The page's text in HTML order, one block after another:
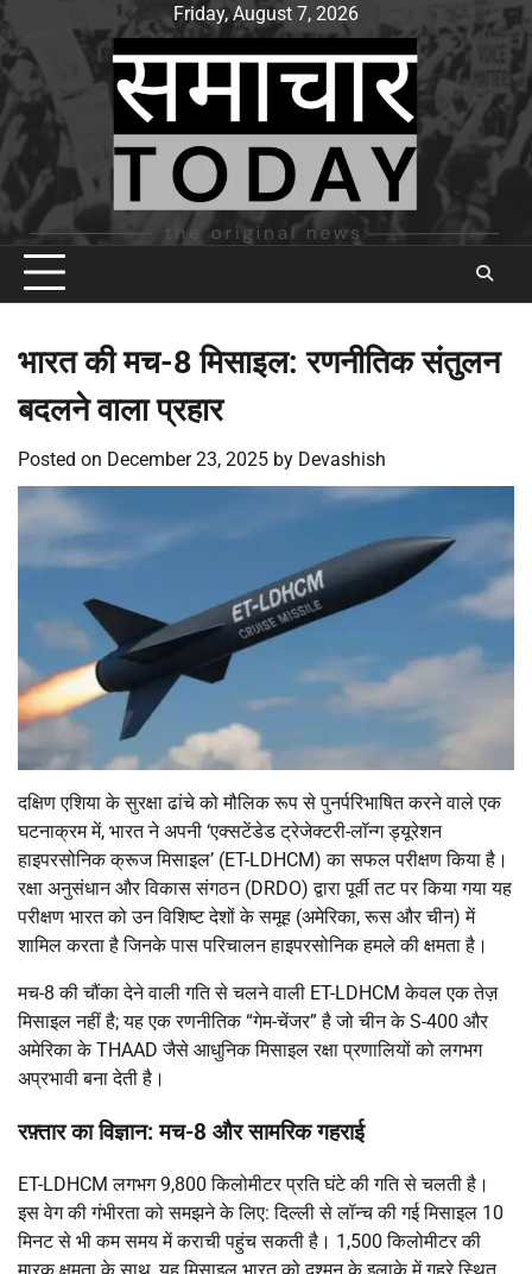
Skip
to
content
Friday, August 7, 2026
भारत की मच-8 मिसाइल: रणनीतिक संतुलन
बदलने वाला प्रहार
Posted on December 23, 2025 by Devashish
दक्षिण एशिया के सुरक्षा ढांचे को मौलिक रूप से पुनर्परिभाषित करने वाले एक
घटनाक्रम में, भारत ने अपनी ‘एक्सटेंडेड ट्रेजेक्टरी-लॉन्ग ड्यूरेशन
हाइपरसोनिक क्रूज मिसाइल’ (ET-LDHCM) का सफल परीक्षण किया है।
रक्षा अनुसंधान और विकास संगठन (DRDO) द्वारा पूर्वी तट पर किया गया यह
परीक्षण भारत को उन विशिष्ट देशों के समूह (अमेरिका, रूस और चीन) में
शामिल करता है जिनके पास परिचालन हाइपरसोनिक हमले की क्षमता है।
मच-8 की चौंका देने वाली गति से चलने वाली ET-LDHCM केवल एक तेज़
मिसाइल नहीं है; यह एक रणनीतिक “गेम-चेंजर” है जो चीन के S-400 और
अमेरिका के THAAD जैसे आधुनिक मिसाइल रक्षा प्रणालियों को लगभग
अप्रभावी बना देती है।
रफ़्तार का विज्ञान: मच-8 और सामरिक गहराई
ET-LDHCM लगभग 9,800 किलोमीटर प्रति घंटे की गति से चलती है।
इस वेग की गंभीरता को समझने के लिए: दिल्ली से लॉन्च की गई मिसाइल 10
मिनट से भी कम समय में कराची पहुंच सकती है। 1,500 किलोमीटर की